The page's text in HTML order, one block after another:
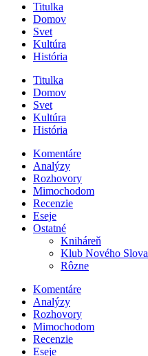
Titulka
Domov
Svet
Kultúra
História
Titulka
Domov
Svet
Kultúra
História
Komentáre
Analýzy
Rozhovory
Mimochodom
Recenzie
Eseje
Ostatné
Kniháreň
Klub Nového Slova
Rôzne
Komentáre
Analýzy
Rozhovory
Mimochodom
Recenzie
Eseje